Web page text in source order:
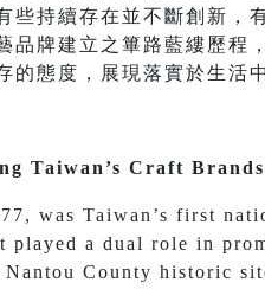
些持續存在並不斷創新，
品牌建立之篳路藍縷歷
態度，展現落實於生活中
Taiwan’s Craft Brands
was Taiwan’s first
a dual role in
County historic